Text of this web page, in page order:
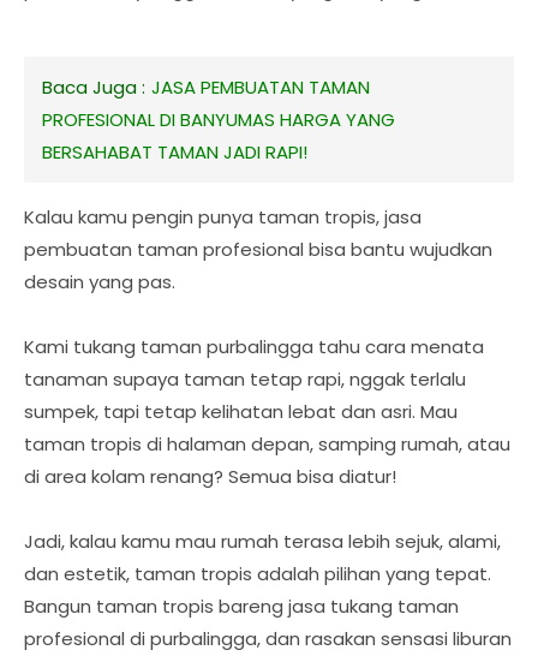
Baca Juga : JASA PEMBUATAN TAMAN
PROFESIONAL DI BANYUMAS HARGA YANG
BERSAHABAT TAMAN JADI RAPI!
Kalau kamu pengin punya taman tropis, jasa
pembuatan taman profesional bisa bantu wujudkan
desain yang pas.
Kami tukang taman purbalingga tahu cara menata
tanaman supaya taman tetap rapi, nggak terlalu
sumpek, tapi tetap kelihatan lebat dan asri. Mau
taman tropis di halaman depan, samping rumah, atau
di area kolam renang? Semua bisa diatur!
Jadi, kalau kamu mau rumah terasa lebih sejuk, alami,
dan estetik, taman tropis adalah pilihan yang tepat.
Bangun taman tropis bareng jasa tukang taman
profesional di purbalingga, dan rasakan sensasi liburan